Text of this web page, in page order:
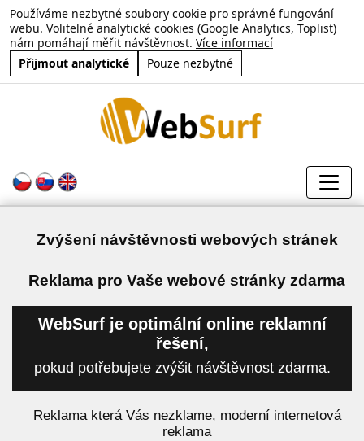
Používáme nezbytné soubory cookie pro správné fungování
webu. Volitelné analytické cookies (Google Analytics, Toplist)
nám pomáhají měřit návštěvnost. Více informací
Přijmout analytické
Pouze nezbytné
Zvýšení návštěvnosti webových stránek
Reklama pro Vaše webové stránky zdarma
WebSurf je optimální online reklamní
řešení,
pokud potřebujete zvýšit návštěvnost zdarma.
Reklama která Vás nezklame, moderní internetová
reklama